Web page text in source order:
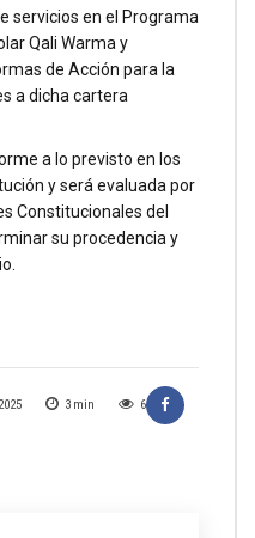
3 min 6
servicios en el Programa
Qali Warma y
de Acción para la
a dicha cartera
a lo previsto en los
y será evaluada por
Constitucionales del
su procedencia y